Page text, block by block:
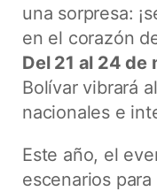
una sorpresa:
en el corazón
Del 21 al 24 de
Bolívar vibrará
nacionales e
Este año, el
escenarios